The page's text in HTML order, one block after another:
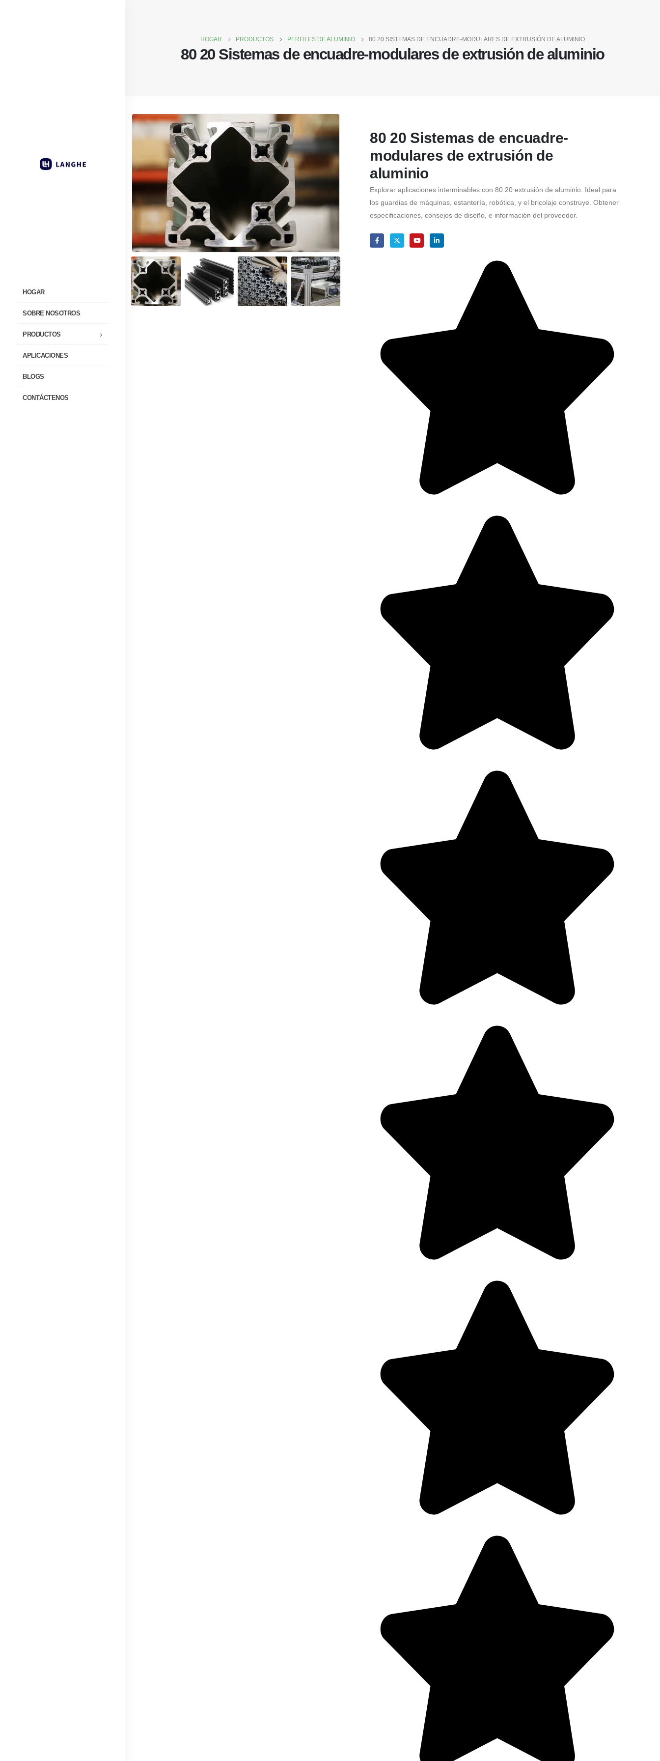
HOGAR
SOBRE NOSOTROS
PRODUCTOS
APLICACIONES
BLOGS
CONTÁCTENOS
HOGAR PRODUCTOS PERFILES DE ALUMINIO 80 20 SISTEMAS DE ENCUADRE-MODULARES DE EXTRUSIÓN DE ALUMINIO
80 20 Sistemas de encuadre-modulares de extrusión de aluminio
80 20 Sistemas de encuadre-
modulares de extrusión de
aluminio
Explorar aplicaciones interminables con 80 20 extrusión de aluminio. Ideal para
los guardias de máquinas, estantería, robótica, y el bricolaje construye. Obtener
especificaciones, consejos de diseño, e información del proveedor.